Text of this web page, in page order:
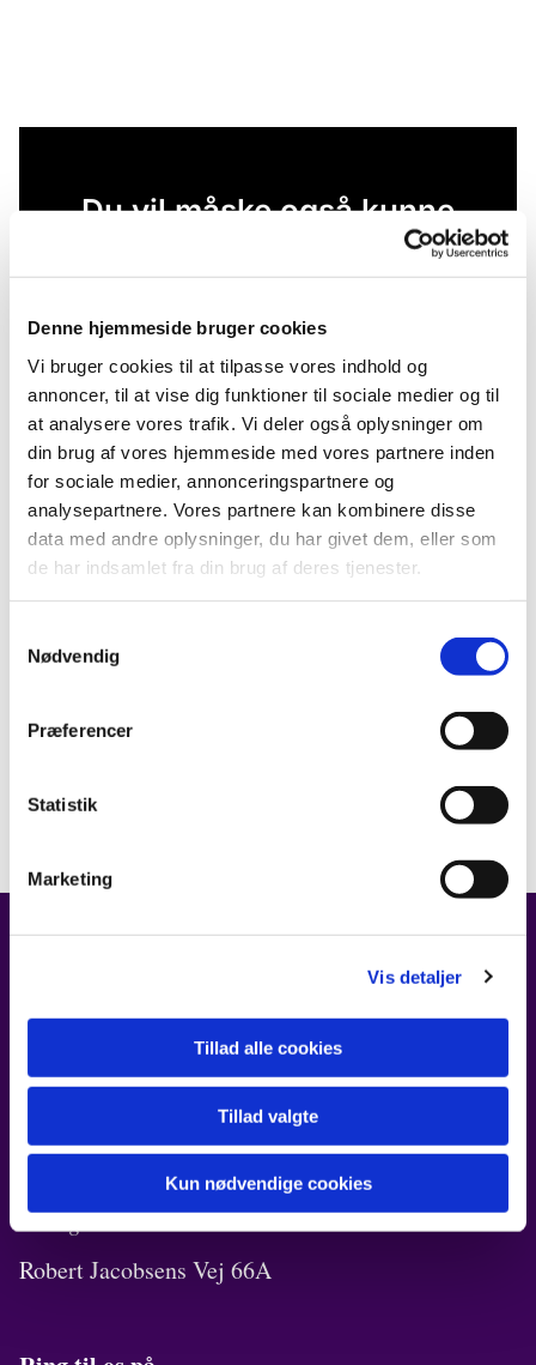
Denne hjemmeside bruger cookies
Vi bruger cookies til at tilpasse vores indhold og
annoncer, til at vise dig funktioner til sociale medier og til
at analysere vores trafik. Vi deler også oplysninger om
din brug af vores hjemmeside med vores partnere inden
for sociale medier, annonceringspartnere og
analysepartnere. Vores partnere kan kombinere disse
data med andre oplysninger, du har givet dem, eller som
de har indsamlet fra din brug af deres tjenester.
Nødvendig
Præferencer
Statistik
Marketing
Vis detaljer
Tillad alle cookies
Tillad valgte
Kun nødvendige cookies
Du vil måske også kunne
Kirken i Ørestad
Robert Jacobsens Vej 72B
Robert Jacobsens Vej 70A
Menighedslokaler
Robert Jacobsens Vej 66A